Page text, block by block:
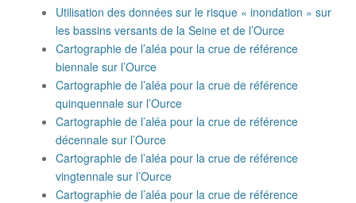
Utilisation des données sur le risque « inondation » sur
les bassins versants de la Seine et de l’Ource
Cartographie de l’aléa pour la crue de référence
biennale sur l’Ource
Cartographie de l’aléa pour la crue de référence
quinquennale sur l’Ource
Cartographie de l’aléa pour la crue de référence
décennale sur l’Ource
Cartographie de l’aléa pour la crue de référence
vingtennale sur l’Ource
Cartographie de l’aléa pour la crue de référence